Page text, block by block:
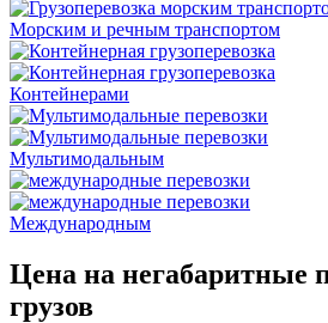
Морским и речным транспортом
Контейнерами
Мультимодальным
Международным
Цена на негабаритные
грузов